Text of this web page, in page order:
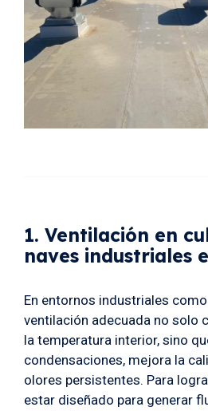
1. Ventilación en
naves industriales
En entornos industriales
ventilación adecuada no solo
la temperatura interior, sino
condensaciones, mejora la
olores persistentes. Para
estar diseñado para generar